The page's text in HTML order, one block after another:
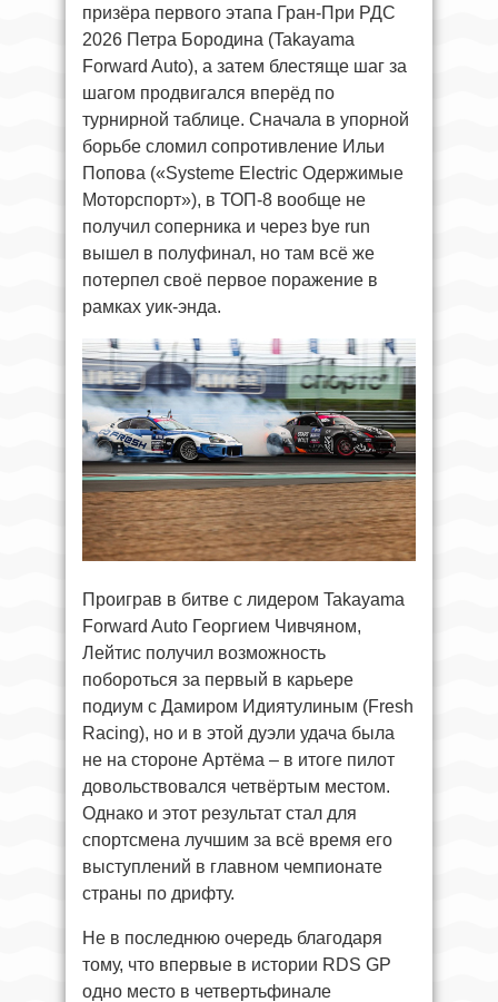
призёра первого этапа Гран-При РДС
2026 Петра Бородина (Takayama
Forward Auto), а затем блестяще шаг за
шагом продвигался вперёд по
турнирной таблице. Сначала в упорной
борьбе сломил сопротивление Ильи
Попова («Systeme Electric Одержимые
Моторспорт»), в ТОП-8 вообще не
получил соперника и через bye run
вышел в полуфинал, но там всё же
потерпел своё первое поражение в
рамках уик-энда.
Проиграв в битве с лидером Takayama
Forward Auto Георгием Чивчяном,
Лейтис получил возможность
побороться за первый в карьере
подиум с Дамиром Идиятулиным (Fresh
Racing), но и в этой дуэли удача была
не на стороне Артёма – в итоге пилот
довольствовался четвёртым местом.
Однако и этот результат стал для
спортсмена лучшим за всё время его
выступлений в главном чемпионате
страны по дрифту.
Не в последнюю очередь благодаря
тому, что впервые в истории RDS GP
одно место в четвертьфинале